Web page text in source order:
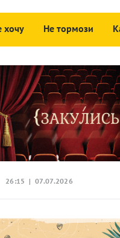
хочу Не тормози
26:15 | 07.07.2026